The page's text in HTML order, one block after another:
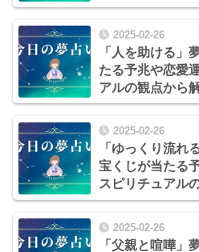
2025-02-26
「人を助ける」
たる予兆や恋愛
アルの観点から
2025-02-26
「ゆっくり流れ
宝くじが当たる
スピリチュアル
2025-02-26
「父親と喧嘩」